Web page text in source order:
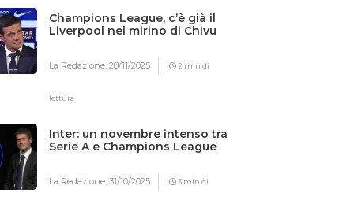
Champions League, c’è già il
Liverpool nel mirino di Chivu
La Redazione,28/11/2025 2 min di
lettura
Inter: un novembre intenso tra
Serie A e Champions League
La Redazione,31/10/2025 3 min di